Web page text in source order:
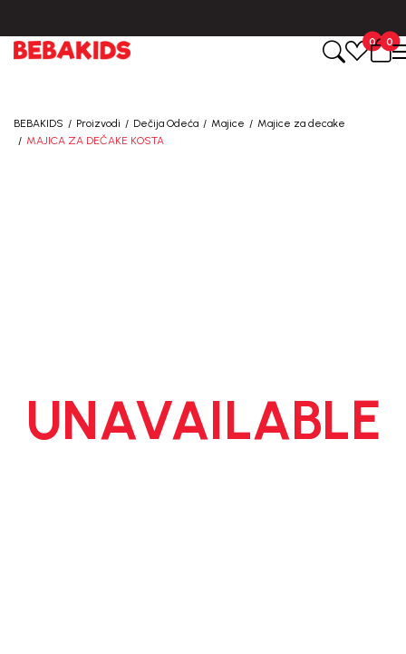
0
0
BEBAKIDS Proizvodi Dečija Odeća Majice
Majice za decake
MAJICA ZA DEČAKE KOSTA
UNAVAILABLE